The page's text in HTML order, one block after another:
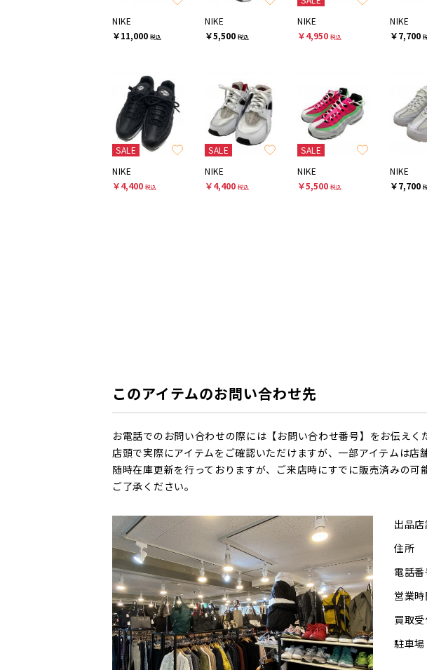
NIKE
￥11,000 税込
NIKE
￥5,500 税込
NIKE
￥4,950 税込
NIKE
￥7,700
SALE
NIKE
￥4,400 税込
SALE
NIKE
￥4,400 税込
SALE
NIKE
￥5,500 税込
NIKE
￥7,700
このアイテムのお問い合わせ先
お電話でのお問い合わせの際には【お問い合わせ番号】をお伝えく
店頭で実際にアイテムをご確認いただけますが、一部アイテムは店
随時在庫更新を行っておりますが、ご来店時にすでに販売済みの
ご了承ください。
出品店
住所
電話番
営業
買取
駐車場